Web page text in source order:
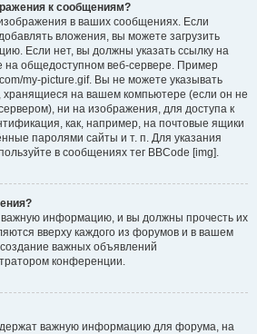
к сообщениям?
в ваших сообщениях. Если
вложения, вы можете загрузить
Если нет, вы должны указать ссылку на
на общедоступном веб-сервере. Пример
my-picture.gif. Вы не можете указывать
хранящиеся на вашем компьютере (если он не
ни на изображения, для доступа к
как, например, на почтовые ящики
паролями сайты и т. п. Для указания
в сообщениях тег BBCode [img].
информацию, и вы должны прочесть их
вверху каждого из форумов и в вашем
важных объявлений
конференции.
важную информацию для форума, на